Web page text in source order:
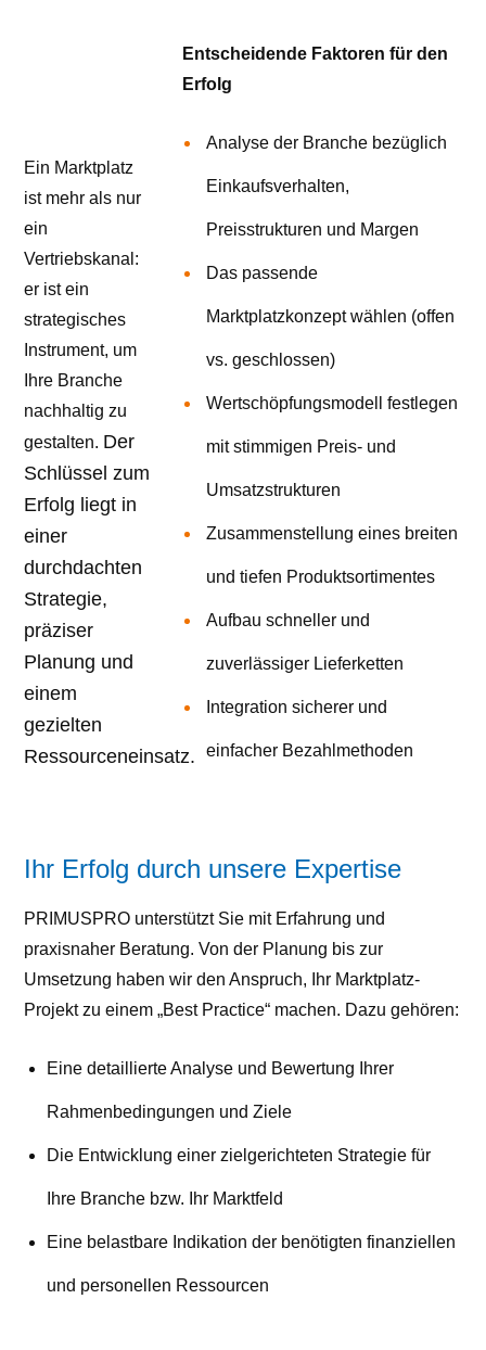
Ein Marktplatz
ist mehr als nur
ein
Vertriebskanal:
er ist ein
strategisches
Instrument, um
Ihre Branche
nachhaltig zu
gestalten. Der
Schlüssel zum
Erfolg liegt in
einer
durchdachten
Strategie,
präziser
Planung und
einem
gezielten
Ressourceneinsatz.
Entscheidende Faktoren für den
Erfolg
Analyse der Branche bezüglich
Einkaufsverhalten,
Preisstrukturen und Margen
Das passende
Marktplatzkonzept wählen (offen
vs. geschlossen)
Wertschöpfungsmodell festlegen
mit stimmigen Preis- und
Umsatzstrukturen
Zusammenstellung eines breiten
und tiefen Produktsortimentes
Aufbau schneller und
zuverlässiger Lieferketten
Integration sicherer und
einfacher Bezahlmethoden
Ihr Erfolg durch unsere Expertise
PRIMUSPRO unterstützt Sie mit Erfahrung und
praxisnaher Beratung. Von der Planung bis zur
Umsetzung haben wir den Anspruch, Ihr Marktplatz-
Projekt zu einem „Best Practice“ machen. Dazu gehören:
Eine detaillierte Analyse und Bewertung Ihrer
Rahmenbedingungen und Ziele
Die Entwicklung einer zielgerichteten Strategie für
Ihre Branche bzw. Ihr Marktfeld
Eine belastbare Indikation der benötigten finanziellen
und personellen Ressourcen